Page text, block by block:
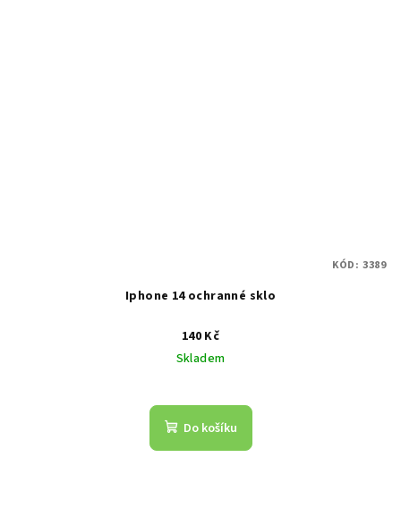
Iphone 14 ochranné sklo
140 Kč
Skladem
Do košíku
KÓD: 3389